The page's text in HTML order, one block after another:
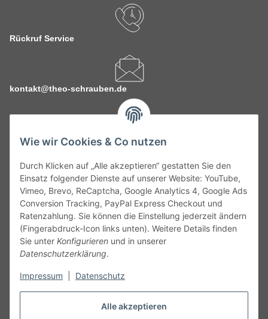
Alle akzeptieren
Wie wir Cookies & Co nutzen
Durch Klicken auf „Alle akzeptieren“ gestatten Sie den
Einsatz folgender Dienste auf unserer Website: YouTube,
Vimeo, Brevo, ReCaptcha, Google Analytics 4, Google Ads
Conversion Tracking, PayPal Express Checkout und
Ratenzahlung. Sie können die Einstellung jederzeit ändern
(Fingerabdruck-Icon links unten). Weitere Details finden
Sie unter Konfigurieren und in unserer
Datenschutzerklärung.
Impressum Datenschutz
Rückruf Service
kontakt@theo-schrauben.de
Service
Gesetzliche Informationen
Alle technischen Angaben ohne Gewähr. Irrtümer und fehlerhafte
Angaben vorbehalten. Wenn Sie Datenblätter oder spezielle
unseren Kundenservice. Abbildungen der Artikel können